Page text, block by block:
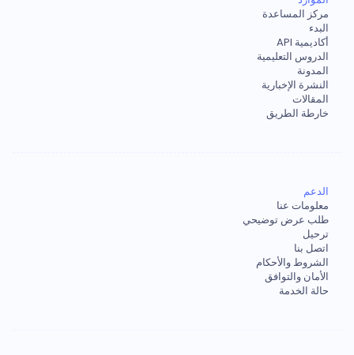
مركز المساعدة
البدء
أكاديمية API
الدروس التعليمية
المدونة
النشرة الإخبارية
المقالات
خارطة الطريق
الدعم
معلومات عنا
طلب عرض توضيحي
ترحيل
اتصل بنا
الشروط والأحكام
الأمان والتوافق
حالة الخدمة